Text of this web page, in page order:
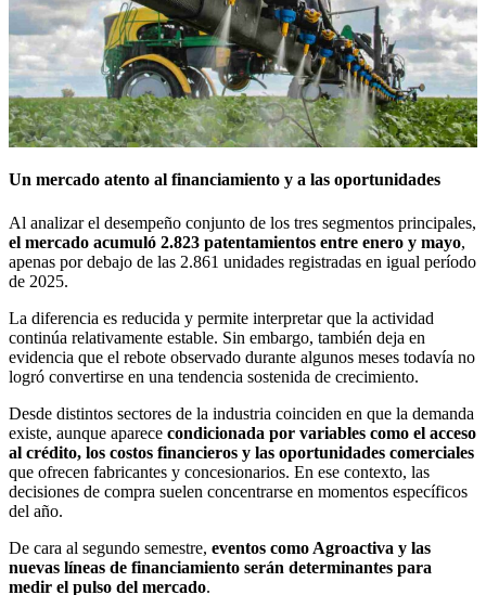
Un mercado atento al financiamiento y a las oportunidades
Al analizar el desempeño conjunto de los tres segmentos principales,
el mercado acumuló 2.823 patentamientos entre enero y mayo,
apenas por debajo de las 2.861 unidades registradas en igual período
de 2025.
La diferencia es reducida y permite interpretar que la actividad
continúa relativamente estable. Sin embargo, también deja en
evidencia que el rebote observado durante algunos meses todavía no
logró convertirse en una tendencia sostenida de crecimiento.
Desde distintos sectores de la industria coinciden en que la demanda
existe, aunque aparece condicionada por variables como el acceso
al crédito, los costos financieros y las oportunidades comerciales
que ofrecen fabricantes y concesionarios. En ese contexto, las
decisiones de compra suelen concentrarse en momentos específicos
del año.
De cara al segundo semestre, eventos como Agroactiva y las
nuevas líneas de financiamiento serán determinantes para
medir el pulso del mercado.